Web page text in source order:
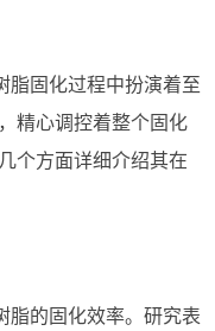
脂固化过程中扮演着至
精心调控着整个固化
个方面详细介绍其在
脂的固化效率。研究表